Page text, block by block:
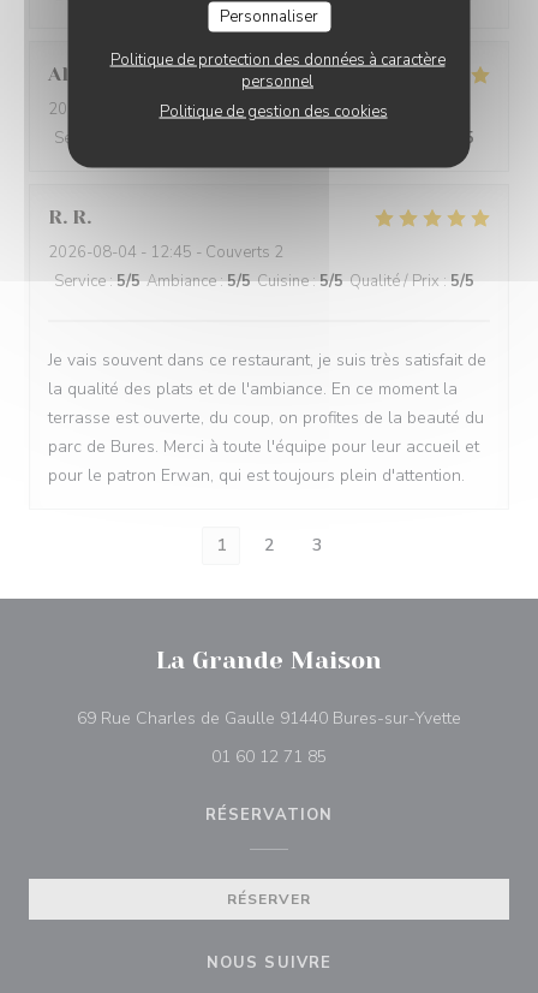
Personnaliser
Politique de protection des données à caractère
personnel
Politique de gestion des cookies
Alain R
2026-08-07
- 12:45 - Couverts 6
Service
/5
R. R
2026-08-04 - 12:45 - Couverts 2
Service:5/5 Ambiance:5/5 Cuisine:5/5 Qualité / Prix: 5/5
Je vais souvent dans ce restaurant, je suis très satisfait de
la qualité des plats et de l'ambiance. En ce moment la
terrasse est ouverte, du coup, on profites de la beauté du
parc de Bures. Merci à toute l'équipe pour leur accueil et
pour le patron Erwan, qui est toujours plein d'attention.
1 2 3
La Grande Maison
69 Rue Charles de Gaulle 91440 Bures-sur-Yvette
01 60 12 71 85
RÉSERVATION
RÉSERVER
NOUS SUIVRE